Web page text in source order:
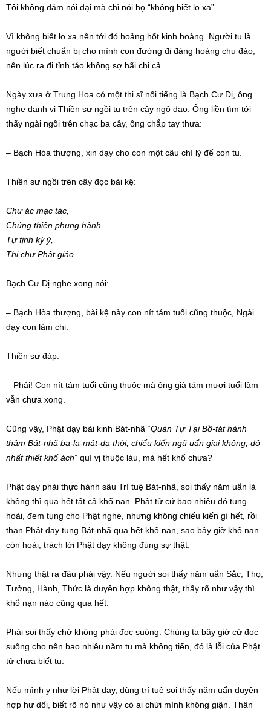
Tôi không dám nói dại mà chỉ nói họ “không biết lo xa”.
Vì không biết lo xa nên tới đó hoảng hốt kinh hoàng. Người tu là
người biết chuẩn bị cho mình con đường đi đàng hoàng chu đáo,
nên lúc ra đi tỉnh táo không sợ hãi chi cả.
Ngày xưa ở Trung Hoa có một thi sĩ nổi tiếng là Bạch Cư Dị, ông
nghe danh vị Thiền sư ngồi tu trên cây ngộ đạo. Ông liền tìm tới
thấy ngài ngồi trên chạc ba cây, ông chắp tay thưa:
– Bạch Hòa thượng, xin dạy cho con một câu chí lý để con tu.
Thiền sư ngồi trên cây đọc bài kệ:
Chư ác mạc tác,
Chúng thiện phụng hành,
Tự tịnh kỳ ý,
Thị chư Phật giáo.
Bạch Cư Dị nghe xong nói:
– Bạch Hòa thượng, bài kệ này con nít tám tuổi cũng thuộc, Ngài
dạy con làm chi.
Thiền sư đáp:
– Phải! Con nít tám tuổi cũng thuộc mà ông già tám mươi tuổi làm
vẫn chưa xong.
Cũng vậy, Phật dạy bài kinh Bát-nhã “Quán Tự Tại Bồ-tát hành
thâm Bát-nhã ba-la-mật-đa thời, chiếu kiến ngũ uẩn giai không, độ
nhất thiết khổ ách” quí vị thuộc làu, mà hết khổ chưa?
Phật dạy phải thực hành sâu Trí tuệ Bát-nhã, soi thấy năm uẩn là
không thì qua hết tất cả khổ nạn. Phật tử cứ bao nhiêu đó tụng
hoài, đem tụng cho Phật nghe, nhưng không chiếu kiến gì hết, rồi
than Phật dạy tụng Bát-nhã qua hết khổ nạn, sao bây giờ khổ nạn
còn hoài, trách lời Phật dạy không đúng sự thật.
Nhưng thật ra đâu phải vậy. Nếu người soi thấy năm uẩn Sắc, Thọ,
Tưởng, Hành, Thức là duyên hợp không thật, thấy rõ như vậy thì
khổ nạn nào cũng qua hết.
Phải soi thấy chớ không phải đọc suông. Chúng ta bây giờ cứ đọc
suông cho nên bao nhiêu năm tu mà không tiến, đó là lỗi của Phật
tử chưa biết tu.
Nếu mình y như lời Phật dạy, dùng trí tuệ soi thấy năm uẩn duyên
hợp hư dối, biết rõ nó như vậy có ai chửi mình không giận. Thân